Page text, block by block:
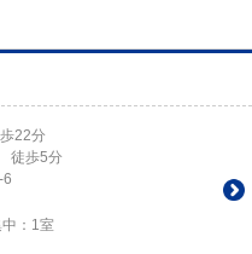
22分
徒歩5分
6
： 1室